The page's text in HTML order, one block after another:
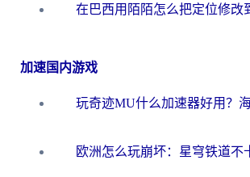
加速国内游戏